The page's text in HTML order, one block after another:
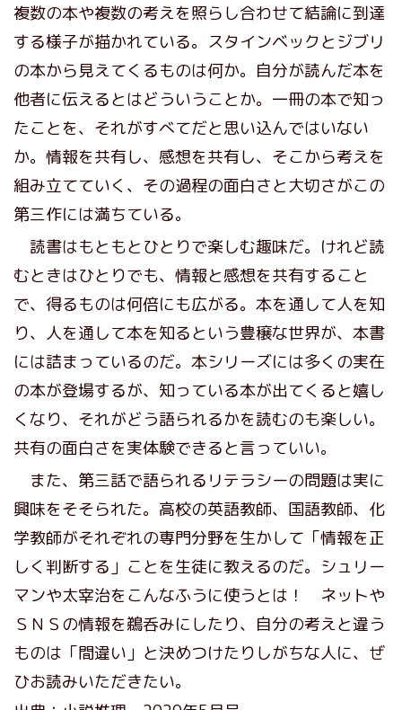
複数の本や複数の考えを照らし合わせて結論に到達
する様子が描かれている。スタインベックとジブリ
の本から見えてくるものは何か。自分が読んだ本を
他者に伝えるとはどういうことか。一冊の本で知っ
たことを、それがすべてだと思い込んではいない
か。情報を共有し、感想を共有し、そこから考えを
組み立てていく、その過程の面白さと大切さがこの
第三作には満ちている。
読書はもともとひとりで楽しむ趣味だ。けれど読
むときはひとりでも、情報と感想を共有すること
で、得るものは何倍にも広がる。本を通して人を知
り、人を通して本を知るという豊穣な世界が、本書
には詰まっているのだ。本シリーズには多くの実在
の本が登場するが、知っている本が出てくると嬉し
くなり、それがどう語られるかを読むのも楽しい。
共有の面白さを実体験できると言っていい。
また、第三話で語られるリテラシーの問題は実に
興味をそそられた。高校の英語教師、国語教師、化
学教師がそれぞれの専門分野を生かして「情報を正
しく判断する」ことを生徒に教えるのだ。シュリー
マンや太宰治をこんなふうに使うとは！ ネットや
ＳＮＳの情報を鵜呑みにしたり、自分の考えと違う
ものは「間違い」と決めつけたりしがちな人に、ぜ
ひお読みいただきたい。